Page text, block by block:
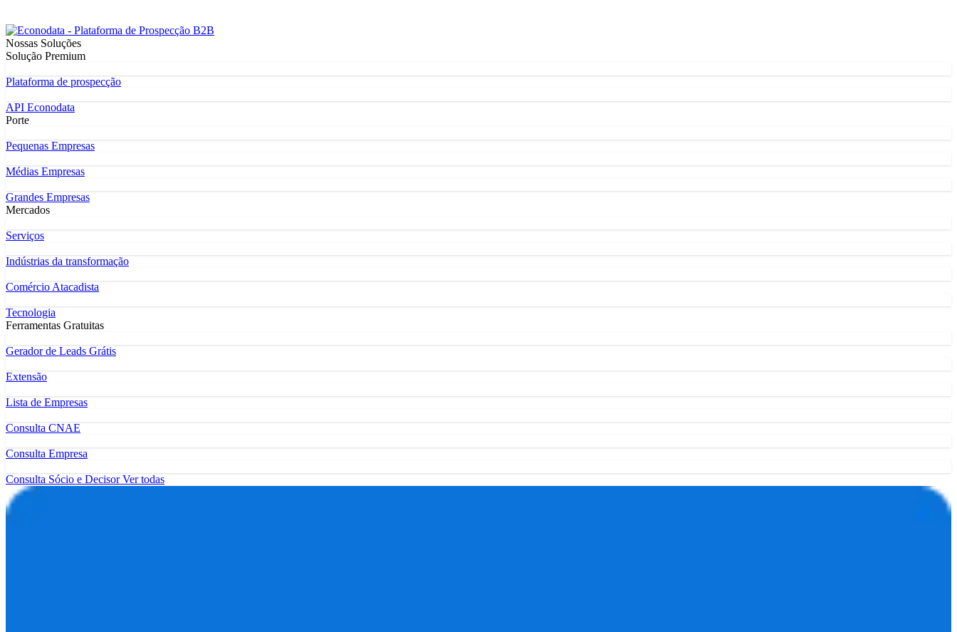
Nossas Soluções
Solução Premium
Plataforma de prospecção
API Econodata
Porte
Pequenas Empresas
Médias Empresas
Grandes Empresas
Mercados
Serviços
Indústrias da transformação
Comércio Atacadista
Tecnologia
Ferramentas Gratuitas
Gerador de Leads Grátis
Extensão
Lista de Empresas
Consulta CNAE
Consulta Empresa
Consulta Sócio e DecisorVer todas